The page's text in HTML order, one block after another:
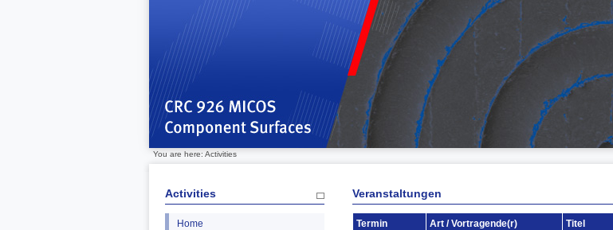
You are here: Activities
Activities
Home
Veranstaltungen
Termin Art / Vortragende(r) Titel